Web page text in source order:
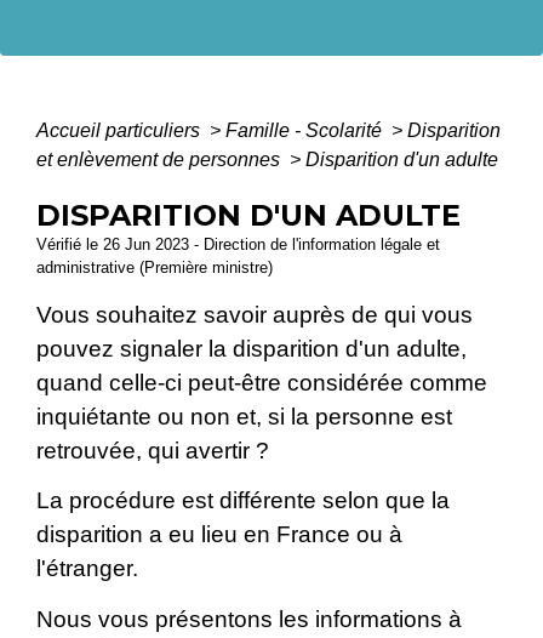
Accueil particuliers > Famille - Scolarité > Disparition
et enlèvement de personnes > Disparition d'un adulte
DISPARITION D'UN ADULTE
Vérifié le 26 Jun 2023 - Direction de l'information légale et
administrative (Première ministre)
Vous souhaitez savoir auprès de qui vous
pouvez signaler la disparition d'un adulte,
quand celle-ci peut-être considérée comme
inquiétante ou non et, si la personne est
retrouvée, qui avertir ?
La procédure est différente selon que la
disparition a eu lieu en France ou à
l'étranger.
Nous vous présentons les informations à